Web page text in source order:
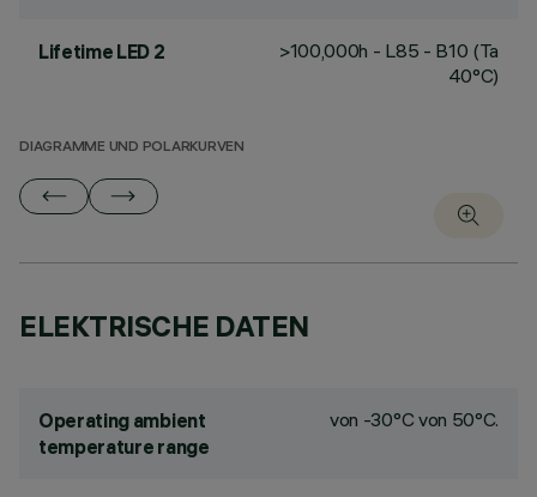
Lifetime LED 2
>100,000h - L85 - B10 (Ta
40°C)
DIAGRAMME UND POLARKURVEN
ELEKTRISCHE DATEN
Operating ambient
temperature range
von -30°C von 50°C.